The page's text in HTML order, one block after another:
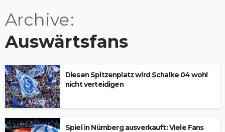
Archive
Auswärtsfans
Diesen Spitzenplatz wird Schalke 04 wohl
nicht verteidigen
Spiel in Nürnberg ausverkauft: Viele Fans